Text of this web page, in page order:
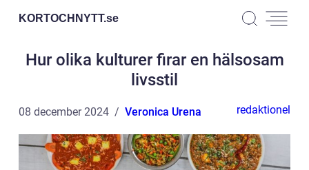
KORTOCHNYTT.se
Hur olika kulturer firar en hälsosam
livsstil
08 december 2024 Veronica Urena redaktionel